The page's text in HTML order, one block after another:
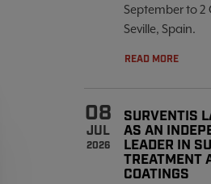
September to 2
Seville, Spain.
READ MORE
08
JUL
2026
SURVENTIS
AS AN
LEADER IN
TREATMENT
COATINGS